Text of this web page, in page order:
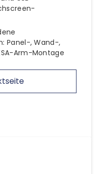
Panel-, Wand-,
Arm-Montage